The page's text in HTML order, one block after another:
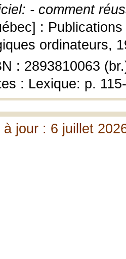
- comment
:
ordinateurs,
: 2893810063
: Lexique: p.
à jour : 6 juillet